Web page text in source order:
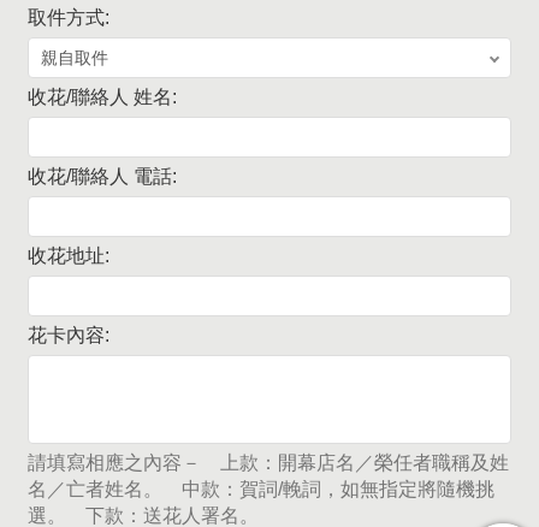
取件方式:
收花/聯絡人 姓名:
收花/聯絡人 電話:
收花地址:
花卡內容:
請填寫相應之內容－ 上款：開幕店名／榮任者職稱及姓
名／亡者姓名。 中款：賀詞/輓詞，如無指定將隨機挑
選。 下款：送花人署名。